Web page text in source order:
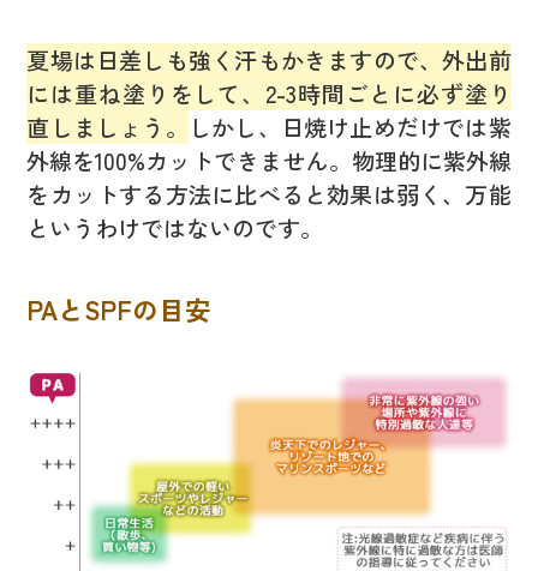
夏場は日差しも強く汗もかきますので、外出前
には重ね塗りをして、2-3時間ごとに必ず塗り
直しましょう。
しかし、日焼け止めだけでは紫
外線を100%カットできません。物理的に紫外線
をカットする方法に比べると効果は弱く、万能
というわけではないのです。
PAとSPFの目安